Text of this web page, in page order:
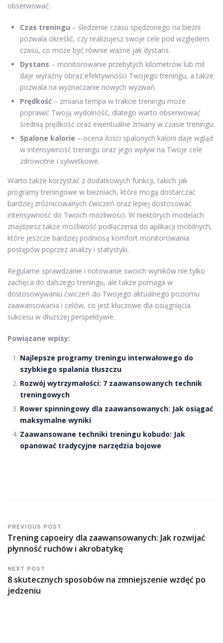
obserwować:
Czas treningu – śledzenie czasu spędzonego na bieżni
pozwala określić, czy realizujesz swoje cele pod względem
czasu, co może być równie ważne jak dystans.
Dystans – monitorowanie przebytych kilometrów lub mil
daje wyraźny obraz efektywności Twojego treningu, a także
pozwala na wyznaczanie nowych wyzwań.
Prędkość – zmiana tempa w trakcie treningu może
poprawić Twoją wydolność, dlatego warto obserwować
średnią prędkość oraz ewentualne zmiany w czasie treningu.
Spalone kalorie – ocena ilości spalonych kalorii daje wgląd
w intensywność treningu oraz jego wpływ na Twoje cele
zdrowotne i sylwetkowe.
Warto także korzystać z dodatkowych funkcji, takich jak
programy treningowe w bieżniach, które mogą dostarczać
bardziej zróżnicowanych ćwiczeń oraz lepiej dostosować
intensywność do Twoich możliwości. W niektórych modelach
znajdziesz także możliwość podłączenia do aplikacji mobilnych,
które jeszcze bardziej podniosą komfort monitorowania
postępów poprzez analizy i statystyki.
Regularne sprawdzanie i notowanie swoich wyników nie tylko
zachęca do dalszego treningu, ale także pomaga w
dostosowywaniu ćwiczeń do Twojego aktualnego poziomu
zaawansowania i celów, co jest kluczowe dla osiągnięcia
sukcesu w dłuższej perspektywie.
Powiązane wpisy:
Najlepsze programy treningu interwałowego do
szybkiego spalania tłuszczu
Rozwój wytrzymałości: 7 zaawansowanych technik
treningowych
Rower spinningowy dla zaawansowanych: Jak osiągać
maksymalne wyniki
Zaawansowane techniki treningu kobudo: Jak
opanować tradycyjne narzędzia bojowe
PREVIOUS POST
Trening capoeiry dla zaawansowanych: Jak rozwijać
płynność ruchów i akrobatykę
NEXT POST
8 skutecznych sposobów na zmniejszenie wzdęć po
jedzeniu